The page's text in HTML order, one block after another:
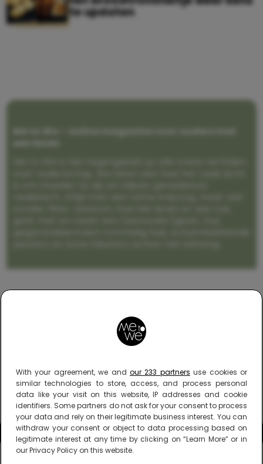
With your agreement, we and our 233 partners use cookies or
similar technologies to store, access, and process personal
data like your visit on this website, IP addresses and cookie
identifiers. Some partners do not ask for your consent to process
your data and rely on their legitimate business interest. You can
withdraw your consent or object to data processing based on
legitimate interest at any time by clicking on “Learn More” or in
our Privacy Policy on this website.
te updaten
Me to We – online magazine voor ouders met